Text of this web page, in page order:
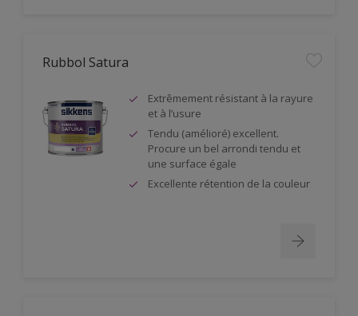
Rubbol Satura
Extrêmement résistant à la rayure
et à l’usure
Tendu (amélioré) excellent.
Procure un bel arrondi tendu et
une surface égale
Excellente rétention de la couleur